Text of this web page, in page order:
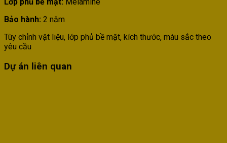
Lớp phủ bề mặt: Melamine
Bảo hành: 2 năm
Tùy chỉnh vật liệu, lớp phủ bề mặt, kích thước, màu sắc theo
yêu cầu
Dự án liên quan